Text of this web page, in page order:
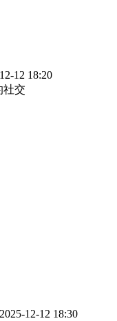
12 18:20
社交
2025-12-12 18:30